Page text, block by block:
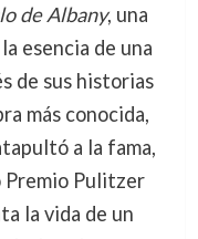
de Albany, una
esencia de una
de sus historias
más conocida,
a la fama,
Premio Pulitzer
la vida de un